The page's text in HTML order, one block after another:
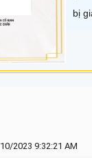
bị
2023 9:32:21 AM